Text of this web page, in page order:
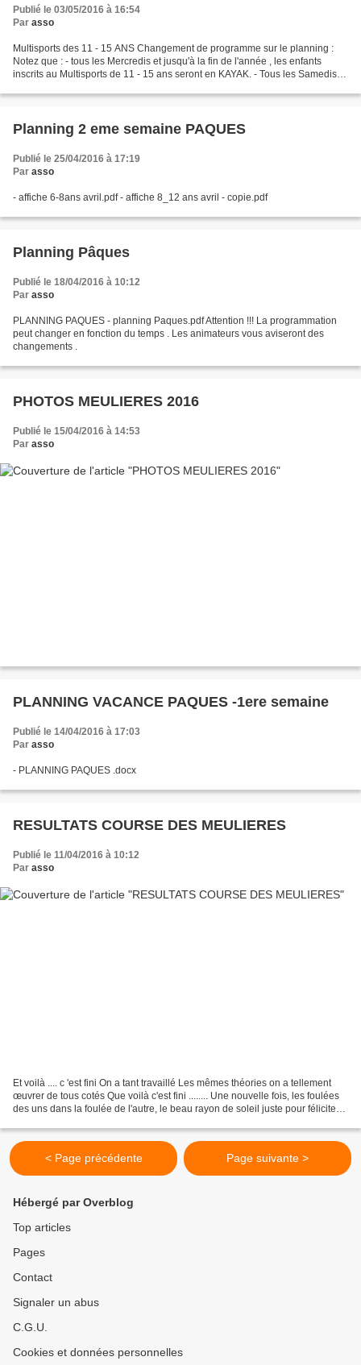
Publié le 03/05/2016 à 16:54
Par asso
Multisports des 11 - 15 ANS Changement de programme sur le planning :
Notez que : - tous les Mercredis et jusqu'à la fin de l'année , les enfants
inscrits au Multisports de 11 - 15 ans seront en KAYAK. - Tous les Samedis ,
Planning 2 eme semaine PAQUES
Publié le 25/04/2016 à 17:19
Par asso
- affiche 6-8ans avril.pdf - affiche 8_12 ans avril - copie.pdf
Planning Pâques
Publié le 18/04/2016 à 10:12
Par asso
PLANNING PAQUES - planning Paques.pdf Attention !!! La programmation
peut changer en fonction du temps . Les animateurs vous aviseront des
changements .
PHOTOS MEULIERES 2016
Publié le 15/04/2016 à 14:53
Par asso
PLANNING VACANCE PAQUES -1ere semaine
Publié le 14/04/2016 à 17:03
Par asso
- PLANNING PAQUES .docx
RESULTATS COURSE DES MEULIERES
Publié le 11/04/2016 à 10:12
Par asso
Et voilà .... c 'est fini On a tant travaillé Les mêmes théories on a tellement
œuvrer de tous cotés Que voilà c'est fini ........ Une nouvelle fois, les foulées
des uns dans la foulée de l'autre, le beau rayon de soleil juste pour féliciter
< Page précédente Page suivante >
Hébergé par Overblog
Top articles
Pages
Contact
Signaler un abus
C.G.U.
Cookies et données personnelles